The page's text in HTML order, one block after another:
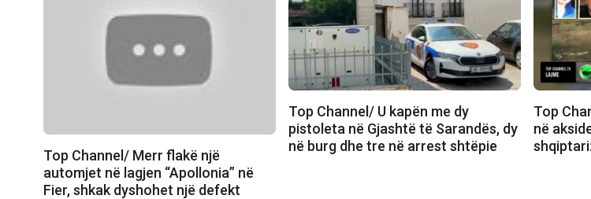
Top Channel/ Merr flakë një
automjet në lagjen “Apollonia” në
Fier, shkak dyshohet një defekt
Top Channel/ U kapën me dy
pistoleta në Gjashtë të Sarandës, dy
në burg dhe tre në arrest shtëpie
Top
në